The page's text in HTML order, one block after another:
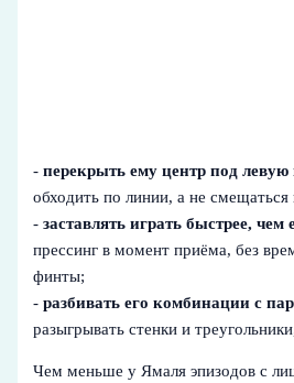
-перекрыть ему центр под левую
обходить по линии, а не смещаться
-заставлять играть быстрее,
прессинг в момент приёма, без
финты;
-разбивать его комбинации с
разыгрывать стенки и
Чем меньше у Ямаля эпизодов с